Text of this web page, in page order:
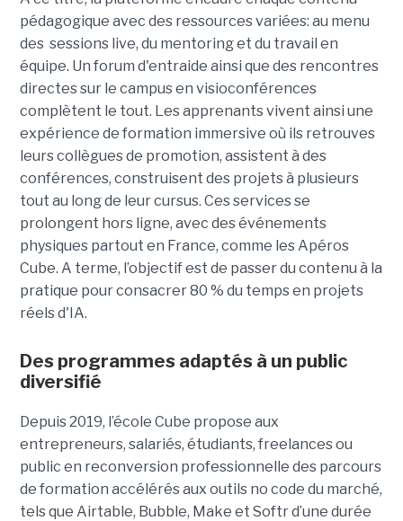
pédagogique avec des ressources variées: au menu
des sessions live, du mentoring et du travail en
équipe. Un forum d'entraide ainsi que des rencontres
directes sur le campus en visioconférences
complètent le tout. Les apprenants vivent ainsi une
expérience de formation immersive où ils retrouves
leurs collègues de promotion, assistent à des
conférences, construisent des projets à plusieurs
tout au long de leur cursus. Ces services se
prolongent hors ligne, avec des événements
physiques partout en France, comme les Apéros
Cube. A terme, l’objectif est de passer du contenu à la
pratique pour consacrer 80 % du temps en projets
réels d'IA.
Des programmes adaptés à un public
diversifié
Depuis 2019, l’école Cube propose aux
entrepreneurs, salariés, étudiants, freelances ou
public en reconversion professionnelle des parcours
de formation accélérés aux outils no code du marché,
tels que Airtable, Bubble, Make et Softr d’une durée